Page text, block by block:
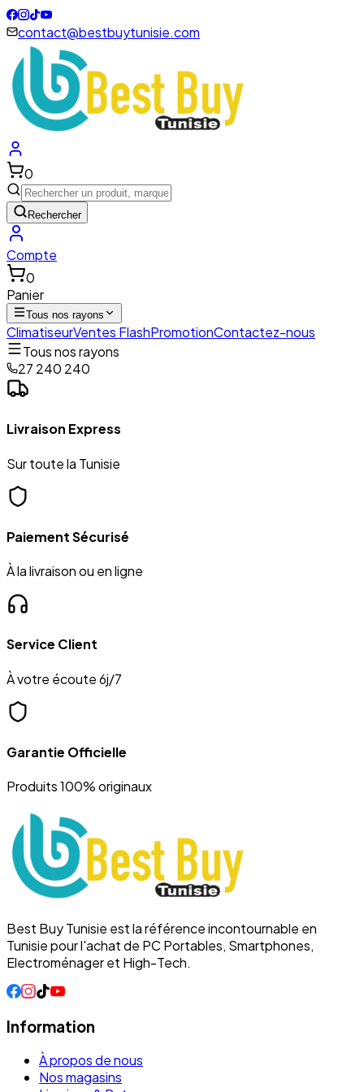
contact@bestbuytunisie.com
0
Rechercher
Compte
0
Panier
Tous nos rayons
ClimatiseurVentes FlashPromotionContactez-nous
Tous nos rayons
27 240 240
Livraison Express
Sur toute la Tunisie
Paiement Sécurisé
À la livraison ou en ligne
Service Client
À votre écoute 6j/7
Garantie Officielle
Produits 100% originaux
Best Buy Tunisie est la référence incontournable en
Tunisie pour l'achat de PC Portables, Smartphones,
Electroménager et High-Tech.
Information
À propos de nous
Nos magasins